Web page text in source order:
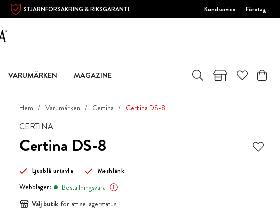
STJÄRNFÖRSÄKRING & RIKSGARANTI Kundservice Företag
VARUMÄRKEN MAGAZINE
Hem Varumärken Certina Certina DS-8
CERTINA
Certina DS-8
Ljusblå urtavla Meshlänk
Webblager:
Beställningsvara
Välj butik för att se lagerstatus